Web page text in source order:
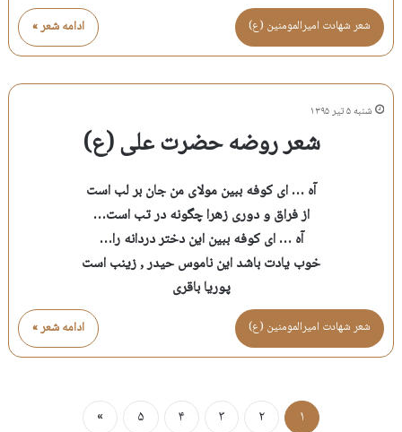
ادامه شعر » شعر شهادت اميرالمومنين (ع)
شنبه ۵ تیر ۱۳۹۵
شعر روضه حضرت علی (ع)
آه … ای کوفه ببین مولای من جان بر لب است
از فراق و دوری زهرا چگونه در تب است…
آه … ای کوفه ببین این دختر دردانه را…
خوب یادت باشد این ناموس حیدر , زینب است
پوریا باقری
ادامه شعر » شعر شهادت اميرالمومنين (ع)
۱ ۲ ۳ ۴ ۵ »